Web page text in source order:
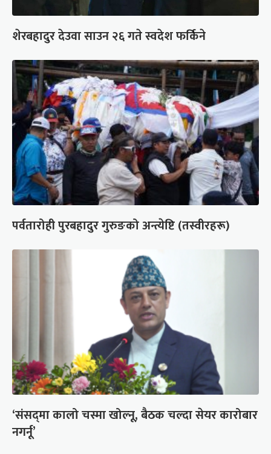
शेरबहादुर देउवा साउन २६ गते स्वदेश फर्किने
पर्वतारोही पुरबहादुर गुरुङको अन्त्येष्टि (तस्वीरहरू)
‘संसद्‍मा कालो चस्मा खोल्नू, बैठक चल्दा सेयर कारोबार
नगर्नू’